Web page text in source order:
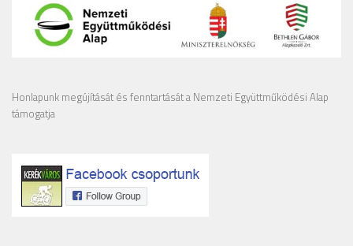
Honlapunk megújítását és fenntartását a Nemzeti Együttműködési Alap
támogatja